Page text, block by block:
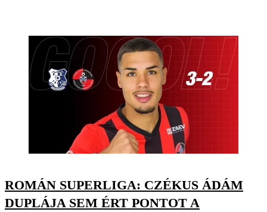
ROMÁN SUPERLIGA: CZÉKUS ÁDÁM
DUPLÁJA SEM ÉRT PONTOT A